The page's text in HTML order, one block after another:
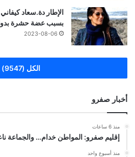
الإطار دة.سعاد
بسبب عضة حشرة
2023-08-06
الكل (9547)
أخبار صفرو
منذ 6 ساعات
إقليم صفرو: المواطن خدام… والجماعة
منذ أسبوع واحد